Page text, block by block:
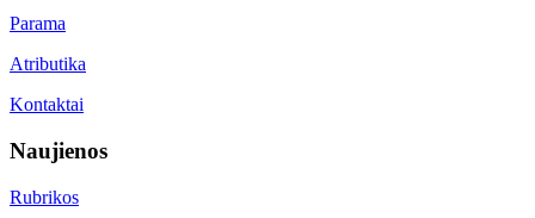
Parama
Atributika
Kontaktai
Naujienos
Rubrikos